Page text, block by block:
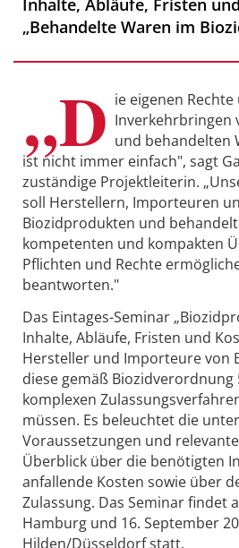
Inhalte, Abläufe, Fristen
„Behandelte Waren im
„D ie eigenen
Inverkehrbringen
und behandelten
ist nicht immer einfach", sagt
zuständige Projektleiterin.
soll Herstellern, Importeuren
Biozidprodukten und
kompetenten und kompakten
Pflichten und Rechte
beantworten."
Das Eintages-Seminar
Inhalte, Abläufe, Fristen und
Hersteller und Importeure von
diese gemäß Biozidverordnung
komplexen
müssen. Es beleuchtet die
Voraussetzungen und
Überblick über die benötigten
anfallende Kosten sowie über
Zulassung. Das Seminar findet
Hamburg und 16. September
Hilden/Düsseldorf statt.